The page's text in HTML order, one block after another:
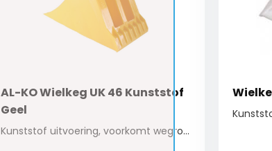
AL-KO Wielkeg UK 46 Kunststof
Geel
Kunststof uitvoering, voorkomt wegrollen op ee...